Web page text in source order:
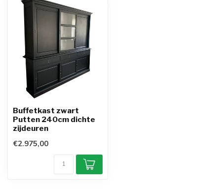
Buffetkast zwart
Putten 240cm dichte
zijdeuren
€2.975,00